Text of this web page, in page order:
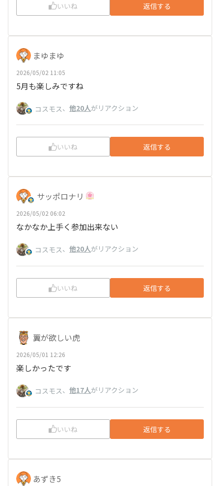
いいね 返信する
まゆまゆ
2026/05/02 11:05
5月も楽しみですね
コスモス、 他20人がリアクション
いいね 返信する
サッポロナリ
2026/05/02 06:02
なかなか上手く参加出来ない
コスモス、 他20人がリアクション
いいね 返信する
翼が欲しい虎
2026/05/01 12:26
楽しかったです
コスモス、 他17人がリアクション
いいね 返信する
あずき5